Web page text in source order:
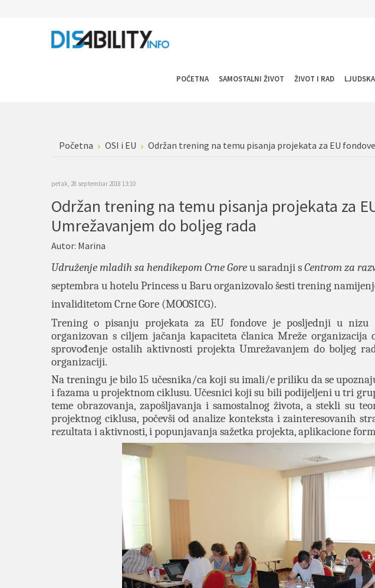
POČETNA SAMOSTALNI ŽIVOT ŽIVOT I RAD
Početna OSI i EU Održan trening na temu pisanja projekata za EU
petak, 28 septembar 2018 13:10
Održan trening na temu pisanja projekata za
Umrežavanjem do boljeg rada
Autor: Marina
Udruženje mladih sa hendikepom Crne Goreu saradnji sCentrom za
septembra u hotelu Princess u Baru organizovalo šesti trening
invaliditetom Crne Gore (MOOSICG).
Trening o pisanju projekata za EU fondove je posljednji u
organizovan s ciljem jačanja kapaciteta članica Mreže organizacija
sprovođenje ostalih aktivnosti projekta Umrežavanjem do boljeg
organizaciji.
Na treningu je bilo 15 učesnika/ca koji su imali/e priliku da se
i fazama u projektnom ciklusu. Učesnici koji su bili podijeljeni u tri
teme obrazovanja, zapošljavanja i samostalnog života, a stekli su
projektnog ciklusa, počevši od analize konteksta i zainteresovanih
rezultata i aktivnosti, i popunjavanja sažetka projekta, aplikacione